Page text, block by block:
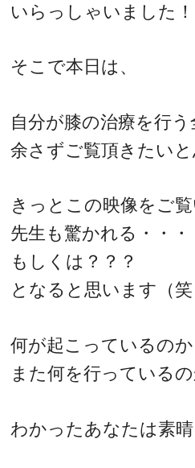
いらっしゃいました！
そこで本日は、
自分が膝の治療を行
余さずご覧頂きたいと
きっとこの映像をご
先生も驚かれる・・・
もしくは？？？
となると思います（笑
何が起こっているのか
また何を行っているの
わかったあなたは素晴